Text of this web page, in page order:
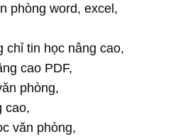
phòng word, excel,
chỉ tin học nâng cao,
cao PDF,
phòng,
cao,
văn phòng,